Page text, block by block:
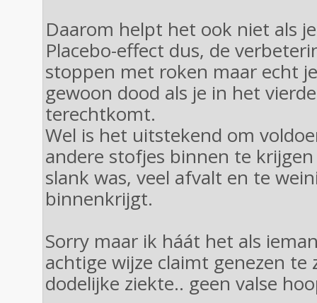
Daarom helpt het ook niet als
Placebo-effect dus, de
stoppen met roken maar echt
gewoon dood als je in het
terechtkomt.
Wel is het uitstekend om
andere stofjes binnen te
slank was, veel afvalt en te
binnenkrijgt.
Sorry maar ik háát het als
achtige wijze claimt genezen te
dodelijke ziekte.. geen valse